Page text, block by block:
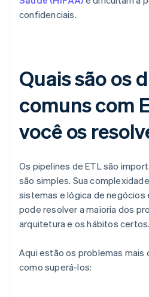
confidenciais.
Quais são os
comuns com
você os
Os pipelines de ETL são
são simples. Sua
sistemas e lógica de negócios
pode resolver a maioria dos
arquitetura e os hábitos certos.
Aqui estão os problemas mais
como superá-los: